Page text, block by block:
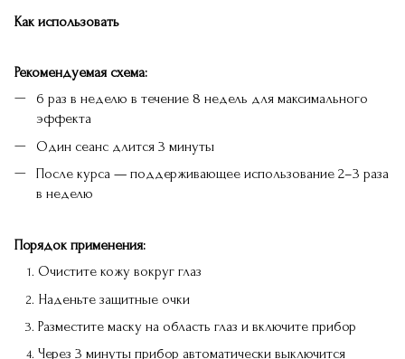
Как использовать
Рекомендуемая схема:
6 раз в неделю в течение 8 недель для максимального
эффекта
Один сеанс длится 3 минуты
После курса — поддерживающее использование 2–3 раза
в неделю
Порядок применения:
Очистите кожу вокруг глаз
Наденьте защитные очки
Разместите маску на область глаз и включите прибор
Через 3 минуты прибор автоматически выключится